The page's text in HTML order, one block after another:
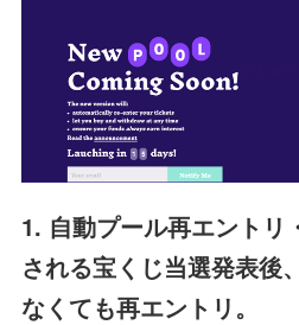
1. 自動プール再エントリ
される宝くじ当選発表後
なくても再エントリ。